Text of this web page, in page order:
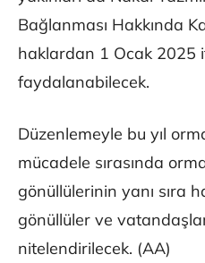
Bağlanması Hakkında
haklardan 1 Ocak 2025
faydalanabilecek.
Düzenlemeyle bu yıl
mücadele sırasında
gönüllülerinin yanı sıra
gönüllüler ve
nitelendirilecek. (AA)